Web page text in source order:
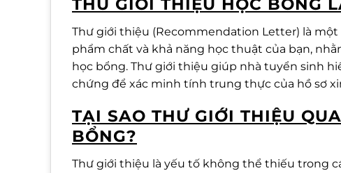
THƯ GIỚI THIỆU HỌC BỔNG
Thư giới thiệu (Recommendation Letter) là
phẩm chất và khả năng học thuật của bạn,
học bổng. Thư giới thiệu giúp nhà tuyển sinh
chứng để xác minh tính trung thực của hồ sơ
TẠI SAO THƯ GIỚI THIỆU
BỔNG?
Thư giới thiệu là yếu tố không thể thiếu trong